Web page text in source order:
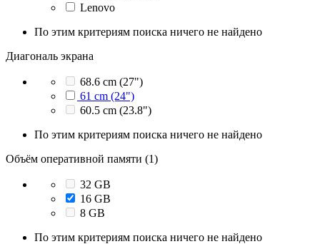
Lenovo
По этим критериям поиска ничего не найдено
Диагональ экрана
68.6 cm (27")
61 cm (24")
60.5 cm (23.8")
По этим критериям поиска ничего не найдено
Объём оперативной памяти (1)
32 GB
16 GB
8 GB
По этим критериям поиска ничего не найдено